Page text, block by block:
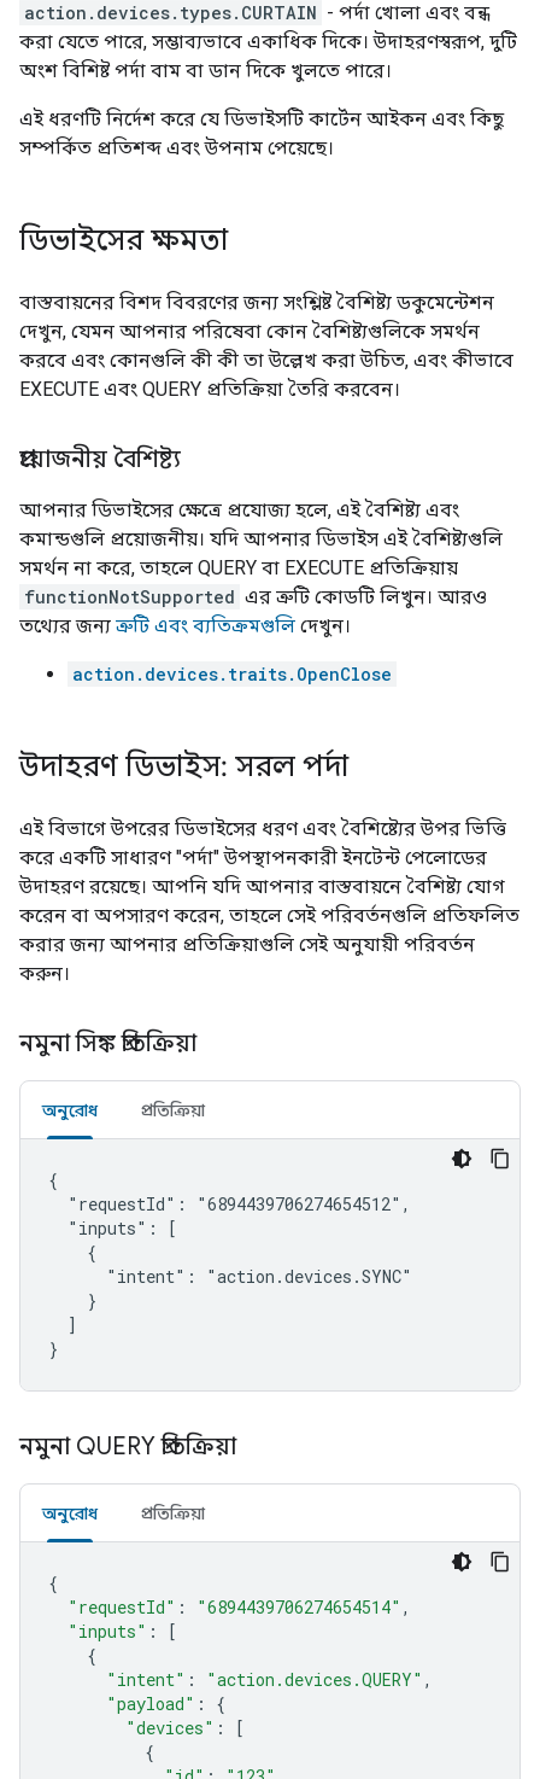
action.devices.types.CURTAIN - পর্দা খোলা এবং বন্ধ
করা যেতে পারে, সম্ভাব্যভাবে একাধিক দিকে। উদাহরণস্বরূপ, দুটি
অংশ বিশিষ্ট পর্দা বাম বা ডান দিকে খুলতে পারে।
এই ধরণটি নির্দেশ করে যে ডিভাইসটি কার্টেন আইকন এবং কিছু
সম্পর্কিত প্রতিশব্দ এবং উপনাম পেয়েছে।
ডিভাইসের ক্ষমতা
বাস্তবায়নের বিশদ বিবরণের জন্য সংশ্লিষ্ট বৈশিষ্ট্য ডকুমেন্টেশন
দেখুন, যেমন আপনার পরিষেবা কোন বৈশিষ্ট্যগুলিকে সমর্থন
করবে এবং কোনগুলি কী কী তা উল্লেখ করা উচিত, এবং কীভাবে
EXECUTE এবং QUERY প্রতিক্রিয়া তৈরি করবেন।
প্রয়োজনীয় বৈশিষ্ট্য
আপনার ডিভাইসের ক্ষেত্রে প্রযোজ্য হলে, এই বৈশিষ্ট্য এবং
কমান্ডগুলি প্রয়োজনীয়। যদি আপনার ডিভাইস এই বৈশিষ্ট্যগুলি
সমর্থন না করে, তাহলে QUERY বা EXECUTE প্রতিক্রিয়ায়
functionNotSupported এর ত্রুটি কোডটি লিখুন। আরও
তথ্যের জন্য ত্রুটি এবং ব্যতিক্রমগুলি দেখুন।
action.devices.traits.OpenClose
উদাহরণ ডিভাইস: সরল পর্দা
এই বিভাগে উপরের ডিভাইসের ধরণ এবং বৈশিষ্ট্যের উপর ভিত্তি
করে একটি সাধারণ "পর্দা" উপস্থাপনকারী ইনটেন্ট পেলোডের
উদাহরণ রয়েছে। আপনি যদি আপনার বাস্তবায়নে বৈশিষ্ট্য যোগ
করেন বা অপসারণ করেন, তাহলে সেই পরিবর্তনগুলি প্রতিফলিত
করার জন্য আপনার প্রতিক্রিয়াগুলি সেই অনুযায়ী পরিবর্তন
করুন।
নমুনা সিঙ্ক প্রতিক্রিয়া
অনুরোধ প্রতিক্রিয়া
{
  "requestId": "6894439706274654512",
  "inputs": [
    {
      "intent": "action.devices.SYNC"
    }
  ]
}
নমুনা QUERY প্রতিক্রিয়া
অনুরোধ প্রতিক্রিয়া
{
"requestId" : "6894439706274654514" ,
"inputs" :
[
{
"intent" : "action.devices.QUERY" ,
"payload" :
{
"devices" :
[
{